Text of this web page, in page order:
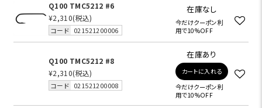
Q100 TMC5212 #6
¥2,310(税込)
コード 021521200006
在庫なし
今だけクーポン利
用で10%OFF
Q100 TMC5212 #8
¥2,310(税込)
コード 021521200008
在庫あり
カートに入れる
今だけクーポン利
用で10%OFF